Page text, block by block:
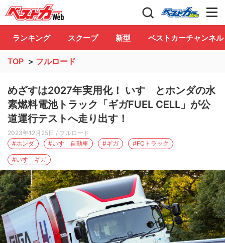
自動車情報誌「ベストカー」 Club
ランキング スクープ 新型 ベストカーチャンネル
TOP > フルロード
めざすは2027年実用化！ いすゞとホンダの水
素燃料電池トラック「ギガFUEL CELL」が公
道運行テストへ走り出す！
2023年12月25日 / フルロード
#ホンダ
#いすゞ自動車 #ギガ #FCトラック
#いすゞギガ